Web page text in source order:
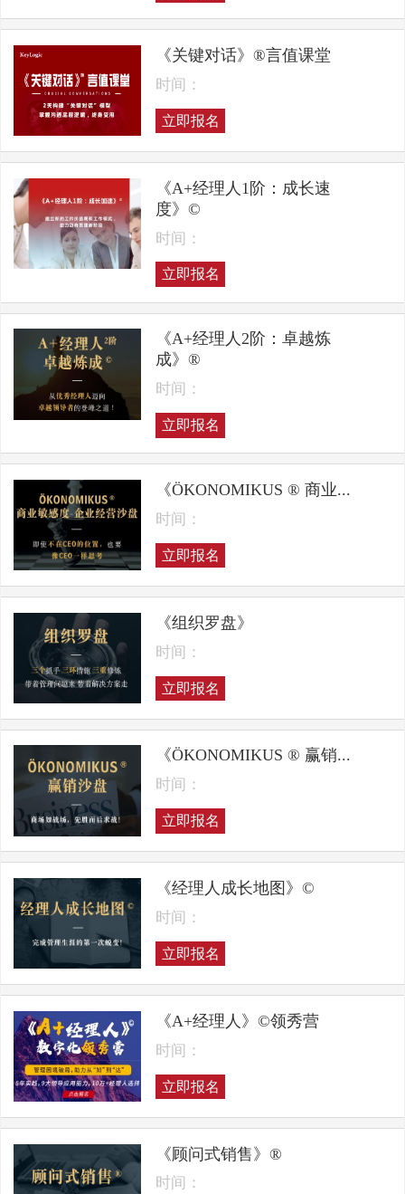
《关键对话》®言值课堂
时间：
立即报名
《A+经理人1阶：成长速
度》©
时间：
立即报名
《A+经理人2阶：卓越炼
成》®
时间：
立即报名
《ÖKONOMIKUS ® 商业...
时间：
立即报名
《组织罗盘》
时间：
立即报名
《ÖKONOMIKUS ® 赢销...
时间：
立即报名
《经理人成长地图》©
时间：
立即报名
《A+经理人》©领秀营
时间：
立即报名
《顾问式销售》®
时间：